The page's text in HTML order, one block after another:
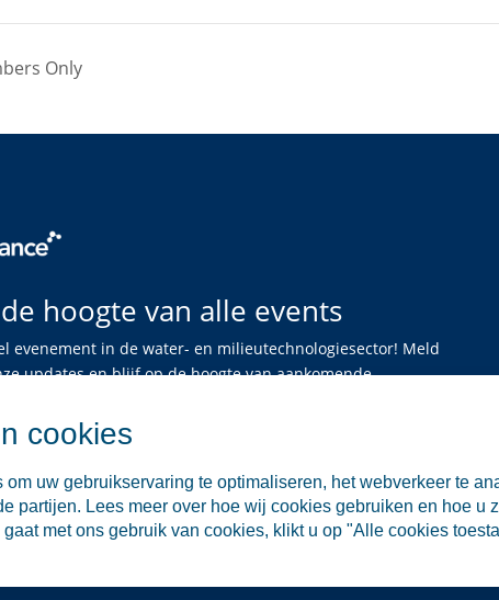
Only
hoogte van alle events
evenement in de water- en milieutechnologiesector! Meld
updates en blijf op de hoogte van aankomende
cookies
uw gebruikservaring te optimaliseren, het webverkeer te
partijen. Lees meer over hoe wij cookies gebruiken en hoe u
met ons gebruik van cookies, klikt u op "Alle cookies